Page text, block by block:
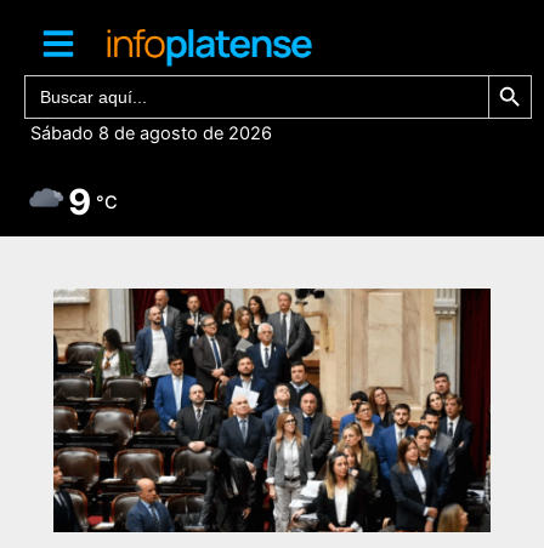
contenido
Buscar: Botón de
Sábado 8 de agosto de 2026
9 °C